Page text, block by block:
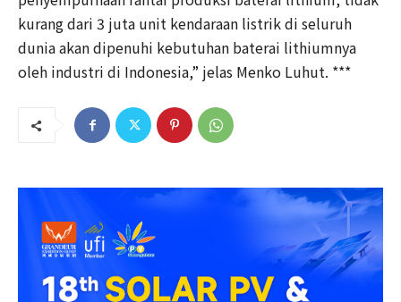
kurang dari 3 juta unit kendaraan listrik di seluruh
dunia akan dipenuhi kebutuhan baterai lithiumnya
oleh industri di Indonesia,” jelas Menko Luhut. ***